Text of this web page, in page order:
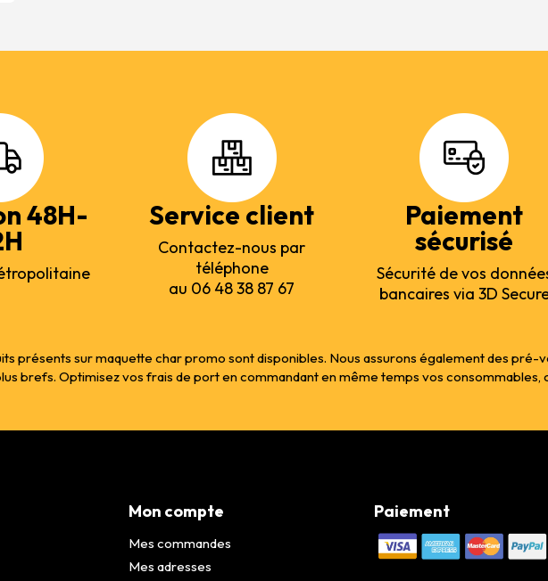
48H- Service client
Contactez-nous par
téléphone
au 06 48 38 87 67
Paiement
sécurisé
Sécurité de vos
bancaires via 3D
présents sur maquette char promo sont disponibles. Nous assurons également des
brefs. Optimisez vos frais de port en commandant en même temps vos consommables,
Mon compte
Mes commandes
Mes adresses
Paiement